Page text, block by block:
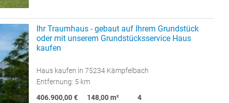
Ihr Traumhaus - gebaut auf Ihrem Grundstück
oder mit unserem Grundstücksservice Haus
kaufen
Haus kaufen in 75234 Kämpfelbach
Entfernung: 5 km
406.900,00 €
148,00 m²
4